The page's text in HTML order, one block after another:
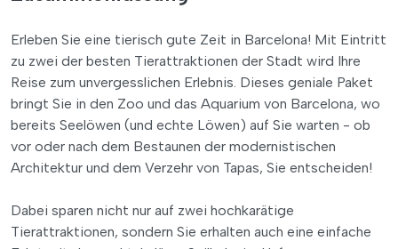
Erleben Sie eine tierisch gute Zeit in Barcelona! Mit Eintritt
zu zwei der besten Tierattraktionen der Stadt wird Ihre
Reise zum unvergesslichen Erlebnis. Dieses geniale Paket
bringt Sie in den Zoo und das Aquarium von Barcelona, wo
bereits Seelöwen (und echte Löwen) auf Sie warten - ob
vor oder nach dem Bestaunen der modernistischen
Architektur und dem Verzehr von Tapas, Sie entscheiden!
Dabei sparen nicht nur auf zwei hochkarätige
Tierattraktionen, sondern Sie erhalten auch eine einfache